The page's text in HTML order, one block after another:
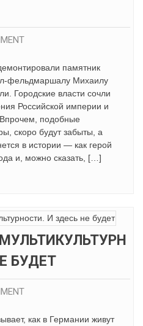
памятник
фельдмаршалу Михаилу
Городские власти сочли
Российской империи и
подобные
скоро будут забыты, а
в истории — как герой
и, можно сказать, […]
БУДЕТ
как в Германии живут